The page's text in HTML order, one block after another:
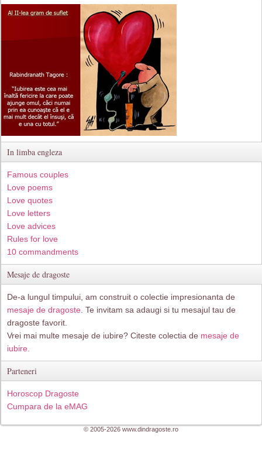
In limba engleza
Famous couples
Love poems
Love quotes
Love letters
Love advices
Rules for love
10 commandments
Mesaje de dragoste
De-a lungul timpului, am construit o colectie impresionanta de
mesaje de dragoste . Te invitam sa adaugi si tu mesajul tau de
dragoste favorit.
Vrei mai multe mesaje de iubire? Citeste colectia de mesaje de
iubire.
Parteneri
Horoscop Dragoste
Cumpara de la eMAG
© 2005-2026 www.dindragoste.ro